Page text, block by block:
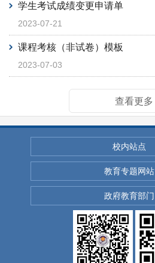
学生考试成绩变更申请单
2023-07-21
课程考核（非试卷）模板
2023-07-03
查看更多
校内站点
教育专题网站
政府教育部门